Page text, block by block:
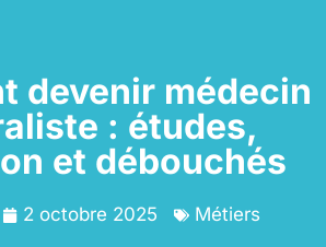
devenir médecin
: études,
et débouchés
2 octobre 2025 Métiers